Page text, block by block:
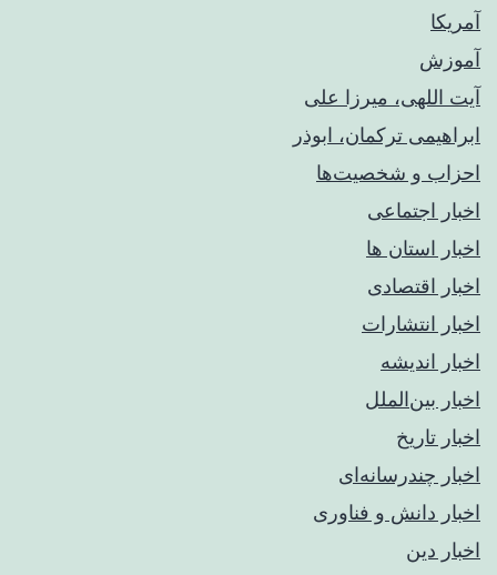
آمریکا
آموزش
آیت اللهی، میرزا علی
ابراهیمی ترکمان، ابوذر
احزاب و شخصیت‌ها
اخبار اجتماعی
اخبار استان ها
اخبار اقتصادی
اخبار انتشارات
اخبار اندیشه
اخبار بین‌الملل
اخبار تاریخ
اخبار چندرسانه‌ای
اخبار دانش و فناوری
اخبار دین